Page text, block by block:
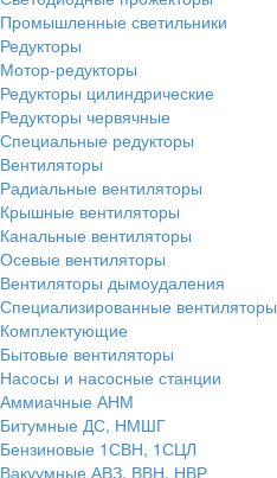
Промышленные светильники
Редукторы
Мотор-редукторы
Редукторы цилиндрические
Редукторы червячные
Специальные редукторы
Вентиляторы
Радиальные вентиляторы
Крышные вентиляторы
Канальные вентиляторы
Осевые вентиляторы
Вентиляторы дымоудаления
Специализированные вентиляторы
Комплектующие
Бытовые вентиляторы
Насосы и насосные станции
Аммиачные АНМ
Битумные ДС, НМШГ
Бензиновые 1СВН, 1СЦЛ
Вакуумные АВЗ, ВВН, НВР